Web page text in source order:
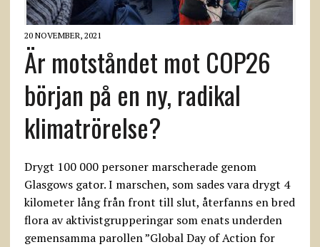
20 NOVEMBER, 2021
Är motståndet mot COP26
början på en ny, radikal
klimatrörelse?
Drygt 100 000 personer marscherade genom
Glasgows gator. I marschen, som sades vara drygt 4
kilometer lång från front till slut, återfanns en bred
flora av aktivistgrupperingar som enats underden
gemensamma parollen ”Global Day of Action for